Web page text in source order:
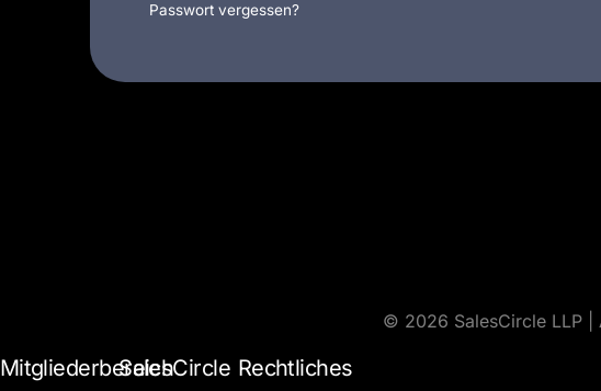
Passwort vergessen?
MitgliederbereichSalesCircle Rechtliches
© 2026 SalesCircle LLP |